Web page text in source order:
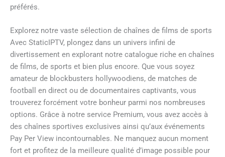
préférés.
Explorez notre vaste sélection de chaînes de films de sports
Avec StaticIPTV, plongez dans un univers infini de
divertissement en explorant notre catalogue riche en chaînes
de films, de sports et bien plus encore. Que vous soyez
amateur de blockbusters hollywoodiens, de matches de
football en direct ou de documentaires captivants, vous
trouverez forcément votre bonheur parmi nos nombreuses
options. Grâce à notre service Premium, vous avez accès à
des chaînes sportives exclusives ainsi qu’aux événements
Pay Per View incontournables. Ne manquez aucun moment
fort et profitez de la meilleure qualité d’image possible pour